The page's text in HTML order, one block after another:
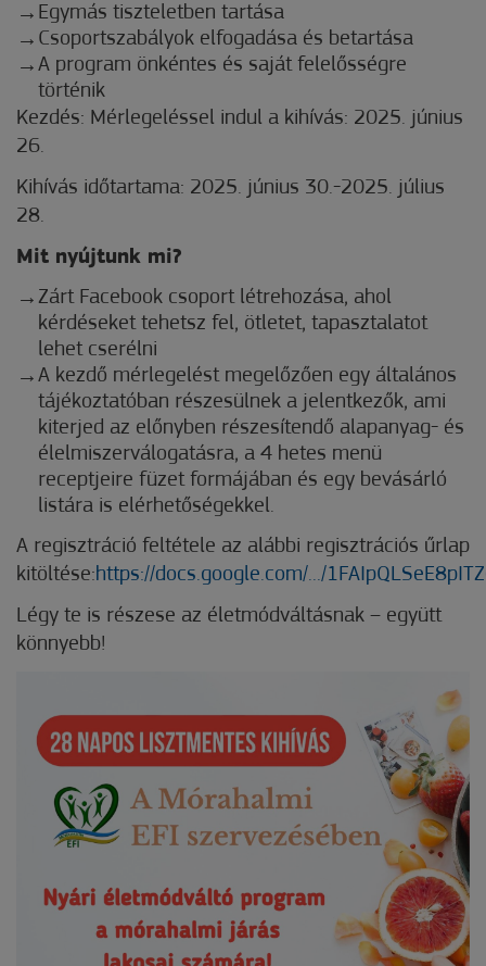
Egymás tiszteletben tartása
Csoportszabályok elfogadása és betartása
A program önkéntes és saját felelősségre
történik
Kezdés: Mérlegeléssel indul a kihívás: 2025. június
26.
Kihívás időtartama: 2025. június 30.-2025. július
28.
Mit nyújtunk mi?
Zárt Facebook csoport létrehozása, ahol
kérdéseket tehetsz fel, ötletet, tapasztalatot
lehet cserélni
A kezdő mérlegelést megelőzően egy általános
tájékoztatóban részesülnek a jelentkezők, ami
kiterjed az előnyben részesítendő alapanyag- és
élelmiszerválogatásra, a 4 hetes menü
receptjeire füzet formájában és egy bevásárló
listára is elérhetőségekkel.
A regisztráció feltétele az alábbi regisztrációs űrlap
kitöltése:https://docs.google.com/.../
Légy te is részese az életmódváltásnak – együtt
könnyebb!